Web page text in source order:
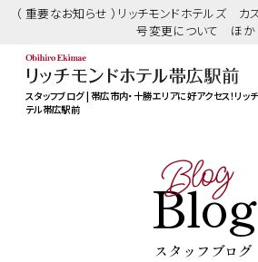
（ 重要なお知らせ ）リッチモンドホテルズ
号変更について ほか
スタッフブログ | 帯広市内・十勝エリアに好アクセス！リッ
テル帯広駅前
Blog
Blog
スタッフブログ